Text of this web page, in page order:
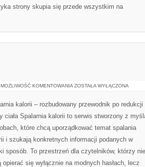
strony skupia się przede wszystkim na
MOŻLIWOŚĆ KOMENTOWANIA ZDROWE
ZOSTAŁA WYŁĄCZONA
kalorii – rozbudowany przewodnik po redukcji
ciała Spalarnia kalorii to serwis stworzony z
które chcą uporządkować temat spalania
i szukają konkretnych informacji podanych w
sposób. To przestrzeń dla czytelników, którzy nie
opierać się wyłącznie na modnych hasłach, lecz